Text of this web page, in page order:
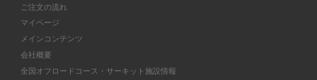
ご注文の流れ
マイページ
メインコンテンツ
会社概要
全国オフロードコース・サーキット施設情報